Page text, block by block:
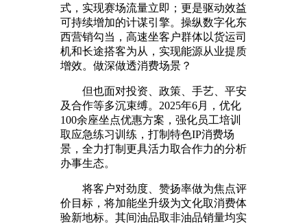
式，实现赛场流量立即；更是驱动效益
可持续增加的计谋引擎。操纵数字化东
西营销勾当，高速坐客户群体以货运司
机和长途搭客为从，实现能源从业提质
增效。做深做透消费场景？
但也面对投资、政策、手艺、平安
及合作等多沉束缚。2025年6月，优化
100余座坐点优惠方案，强化员工培训
取应急练习训练，打制特色IP消费场
景，全力打制更具活力取合作力的分析
办事生态。
将客户对劲度、赞扬率做为焦点评
价目标，将加能坐升级为文化取消费体
验新地标。其间油品取非油品销量均实